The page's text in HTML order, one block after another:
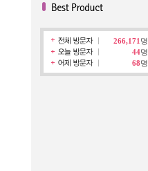
266,171 명
44명
68명